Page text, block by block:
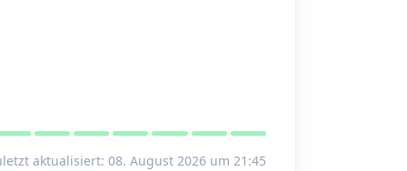
aktualisiert: 08. August 2026 um 21:45